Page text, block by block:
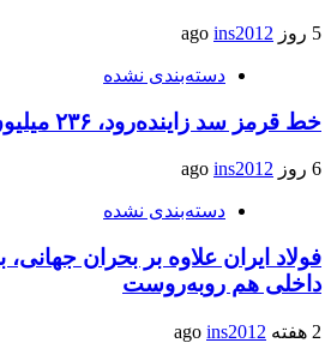
5 روز ago ins2012
دسته‌بندی نشده
خط قرمز سد زاینده‌رود، ۲۳۶ میلیون مترمکعب است
6 روز ago ins2012
دسته‌بندی نشده
فولاد ایران علاوه بر بحران
داخلی هم روبه‌روست
2 هفته ago ins2012